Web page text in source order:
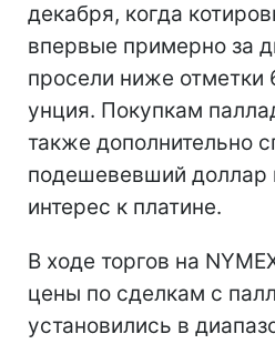
декабря, когда
впервые примерно за
просели ниже отметки
унция. Покупкам
также дополнительно
подешевевший
интерес к платине.
В ходе торгов на
цены по сделкам с
установились в